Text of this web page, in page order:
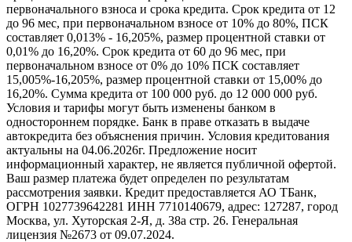
первоначального взноса и срока кредита. Срок кредита от 12
до 96 мес, при первоначальном взносе от 10% до 80%, ПСК
составляет 0,013% - 16,205%, размер процентной ставки от
0,01% до 16,20%. Срок кредита от 60 до 96 мес, при
первоначальном взносе от 0% до 10% ПСК составляет
15,005%-16,205%, размер процентной ставки от 15,00% до
16,20%. Сумма кредита от 100 000 руб. до 12 000 000 руб.
Условия и тарифы могут быть изменены банком в
одностороннем порядке. Банк в праве отказать в выдаче
автокредита без объяснения причин. Условия кредитования
актуальны на 04.06.2026г. Предложение носит
информационный характер, не является публичной офертой.
Ваш размер платежа будет определен по результатам
рассмотрения заявки. Кредит предоставляется АО ТБанк,
ОГРН 1027739642281 ИНН 7710140679, адрес: 127287, город
Москва, ул. Хуторская 2-Я, д. 38а стр. 26. Генеральная
лицензия №2673 от 09.07.2024.